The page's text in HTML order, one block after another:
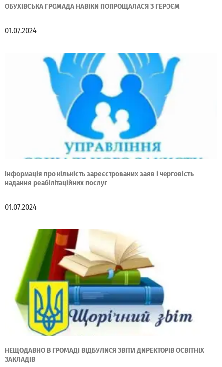
ОБУХІВСЬКА ГРОМАДА НАВІКИ ПОПРОЩАЛАСЯ З ГЕРОЄМ
01.07.2024
Інформація про кількість зареєстрованих заяв і черговість
надання реабілітаційних послуг
01.07.2024
НЕЩОДАВНО В ГРОМАДІ ВІДБУЛИСЯ ЗВІТИ ДИРЕКТОРІВ ОСВІТНІХ
ЗАКЛАДІВ